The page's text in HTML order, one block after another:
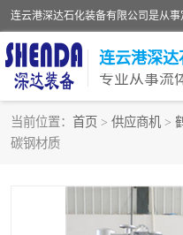
连云港深达
当前位置： 首页 > 供应商机 >
碳钢材质
鹤管